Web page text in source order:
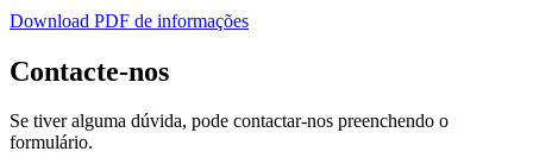
Download PDF de informações
Contacte-nos
Se tiver alguma dúvida, pode contactar-nos preenchendo o
formulário.